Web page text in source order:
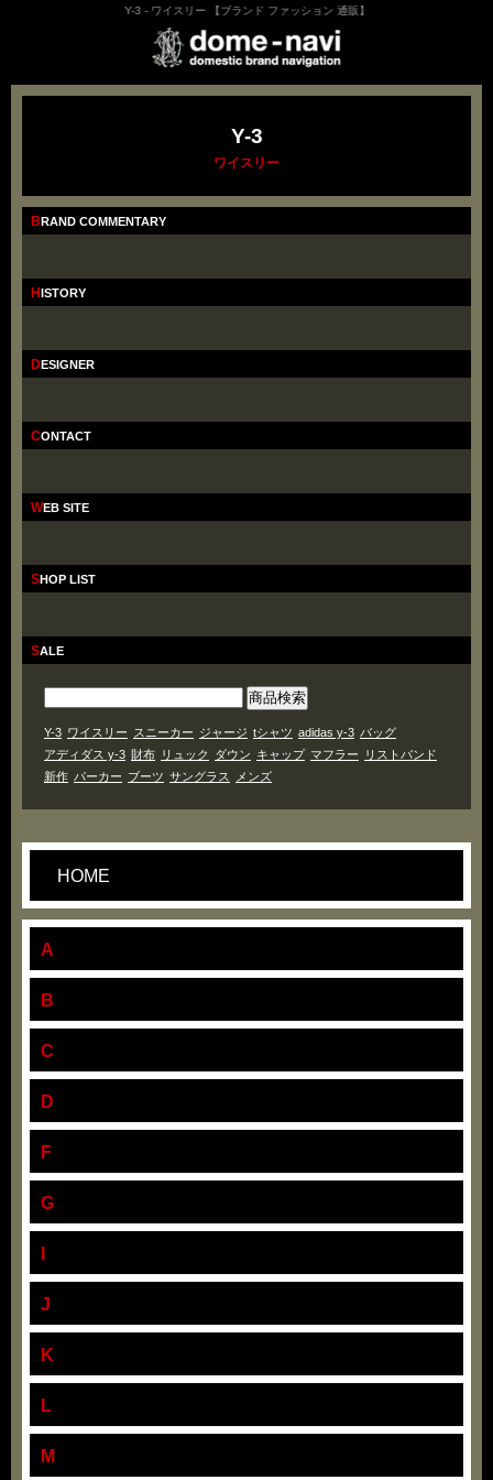
Y-3 - ワイスリー 【ブランド ファッション 通販】
Y-3
ワイスリー
BRAND COMMENTARY
HISTORY
DESIGNER
CONTACT
WEB SITE
SHOP LIST
SALE
Y-3 ワイスリー スニーカー ジャージ tシャツ adidas y-3 バッグ
アディダス y-3 財布 リュック ダウン キャップ マフラー
リストバンド
新作 パーカー ブーツ サングラス メンズ
HOME
A
B
C
D
F
G
J
K
L
M